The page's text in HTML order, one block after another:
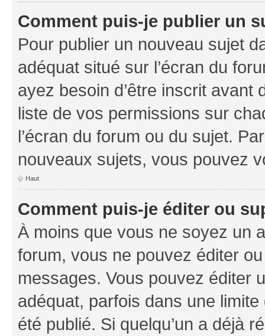
Comment puis-je publier un
Pour publier un nouveau sujet
adéquat situé sur l’écran du
ayez besoin d’être inscrit
liste de vos permissions sur
l’écran du forum ou du sujet.
nouveaux sujets, vous pouvez
Haut
Comment puis-je éditer ou
À moins que vous ne soyez un
forum, vous ne pouvez éditer
messages. Vous pouvez éditer
adéquat, parfois dans une
été publié. Si quelqu’un a déjà